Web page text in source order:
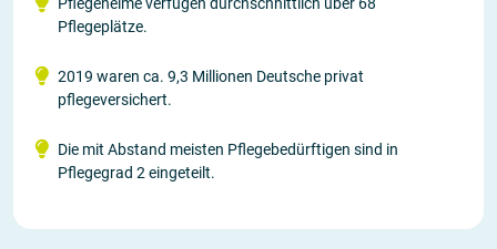
Pflegeplätze.
2019 waren ca. 9,3 Millionen Deutsche privat
pflegeversichert.
Die mit Abstand meisten Pflegebedürftigen sind in
Pflegegrad 2 eingeteilt.